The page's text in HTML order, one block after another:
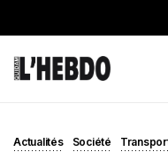
Actualités Société